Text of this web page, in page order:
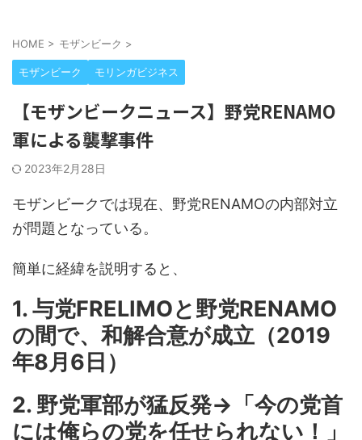
HOME > モザンビーク >
モザンビーク モリンガビジネス
【モザンビークニュース】野党RENAMO
軍による襲撃事件
2023年2月28日
モザンビークでは現在、野党RENAMOの内部対立
が問題となっている。
簡単に経緯を説明すると、
1. 与党FRELIMOと野党RENAMO
の間で、和解合意が成立（2019
年8月6日）
2. 野党軍部が猛反発→「今の党首
には俺らの党を任せられない！」